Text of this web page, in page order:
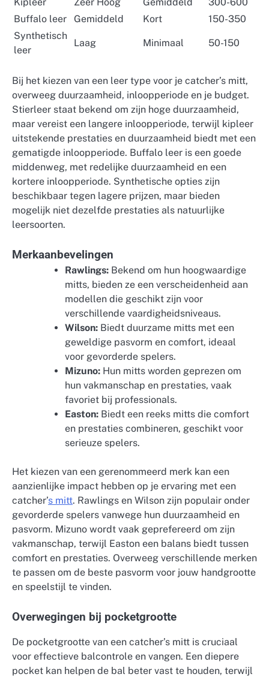
Buffalo leer
Gemiddeld Kort
150-350
Synthetisch
leer
Laag Minimaal 50-150
Bij het kiezen van een leer type voor je catcher’s mitt,
overweeg duurzaamheid, inloopperiode en je budget.
Stierleer staat bekend om zijn hoge duurzaamheid,
maar vereist een langere inloopperiode, terwijl kipleer
uitstekende prestaties en duurzaamheid biedt met een
gematigde inloopperiode. Buffalo leer is een goede
middenweg, met redelijke duurzaamheid en een
kortere inloopperiode. Synthetische opties zijn
beschikbaar tegen lagere prijzen, maar bieden
mogelijk niet dezelfde prestaties als natuurlijke
leersoorten.
Merkaanbevelingen
Rawlings: Bekend om hun hoogwaardige
mitts, bieden ze een verscheidenheid aan
modellen die geschikt zijn voor
verschillende vaardigheidsniveaus.
Wilson: Biedt duurzame mitts met een
geweldige pasvorm en comfort, ideaal
voor gevorderde spelers.
Mizuno: Hun mitts worden geprezen om
hun vakmanschap en prestaties, vaak
favoriet bij professionals.
Easton: Biedt een reeks mitts die comfort
en prestaties combineren, geschikt voor
serieuze spelers.
Het kiezen van een gerenommeerd merk kan een
aanzienlijke impact hebben op je ervaring met een
catcher’s mitt. Rawlings en Wilson zijn populair onder
gevorderde spelers vanwege hun duurzaamheid en
pasvorm. Mizuno wordt vaak geprefereerd om zijn
vakmanschap, terwijl Easton een balans biedt tussen
comfort en prestaties. Overweeg verschillende merken
te passen om de beste pasvorm voor jouw handgrootte
en speelstijl te vinden.
Overwegingen bij pocketgrootte
De pocketgrootte van een catcher’s mitt is cruciaal
voor effectieve balcontrole en vangen. Een diepere
pocket kan helpen de bal beter vast te houden, terwijl